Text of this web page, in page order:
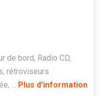
de bord, Radio CD,
rétroviseurs
... Plus d'information